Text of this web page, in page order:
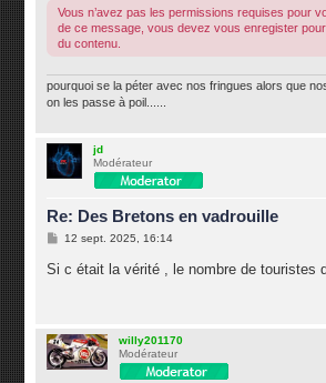
Vous n’avez pas les permissions requises pour
de ce message, vous devez vous enregister
du contenu.
pourquoi se la péter avec nos fringues alors que
on les passe à poil......
jd
Modérateur
Re: Des Bretons en vadrouille
M
s
12 sept. 2025, 16:14
Si c était la vérité , le nombre de touristes
willy201170
Modérateur